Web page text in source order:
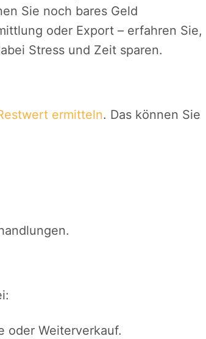
Sie noch bares Geld
oder Export – erfahren Sie,
Stress und Zeit sparen.
ermitteln. Das können Sie
oder Weiterverkauf.